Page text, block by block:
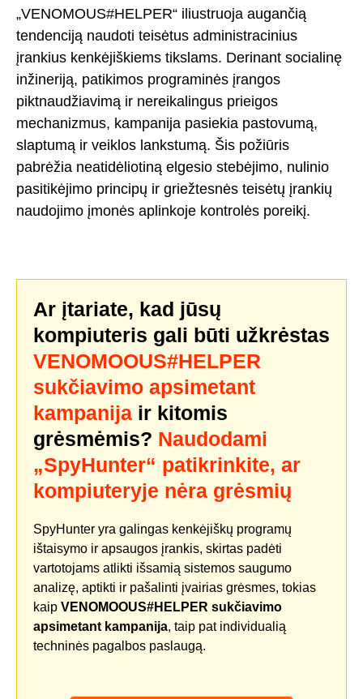
„VENOMOUS#HELPER“ iliustruoja augančią
tendenciją naudoti teisėtus administracinius
įrankius kenkėjiškiems tikslams. Derinant socialinę
inžineriją, patikimos programinės įrangos
piktnaudžiavimą ir nereikalingus prieigos
mechanizmus, kampanija pasiekia pastovumą,
slaptumą ir veiklos lankstumą. Šis požiūris
pabrėžia neatidėliotiną elgesio stebėjimo, nulinio
pasitikėjimo principų ir griežtesnės teisėtų įrankių
naudojimo įmonės aplinkoje kontrolės poreikį.
Ar įtariate, kad jūsų
kompiuteris gali būti užkrėstas
VENOMOOUS#HELPER
sukčiavimo apsimetant
kampanija ir kitomis
grėsmėmis? Naudodami
„SpyHunter“ patikrinkite, ar
kompiuteryje nėra grėsmių
SpyHunter yra galingas kenkėjiškų programų
ištaisymo ir apsaugos įrankis, skirtas padėti
vartotojams atlikti išsamią sistemos saugumo
analizę, aptikti ir pašalinti įvairias grėsmes, tokias
kaip VENOMOOUS#HELPER sukčiavimo
apsimetant kampanija, taip pat individualią
techninės pagalbos paslaugą.